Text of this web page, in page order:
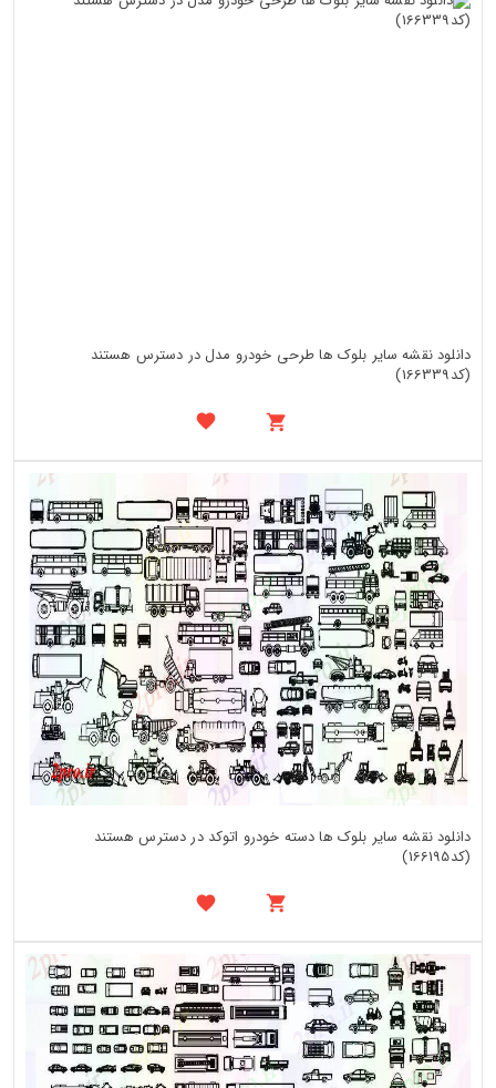
دانلود نقشه سایر بلوک ها طرحی خودرو مدل در دسترس هستند
(کد166339)
دانلود نقشه سایر بلوک ها دسته خودرو اتوکد در دسترس هستند
(کد166195)